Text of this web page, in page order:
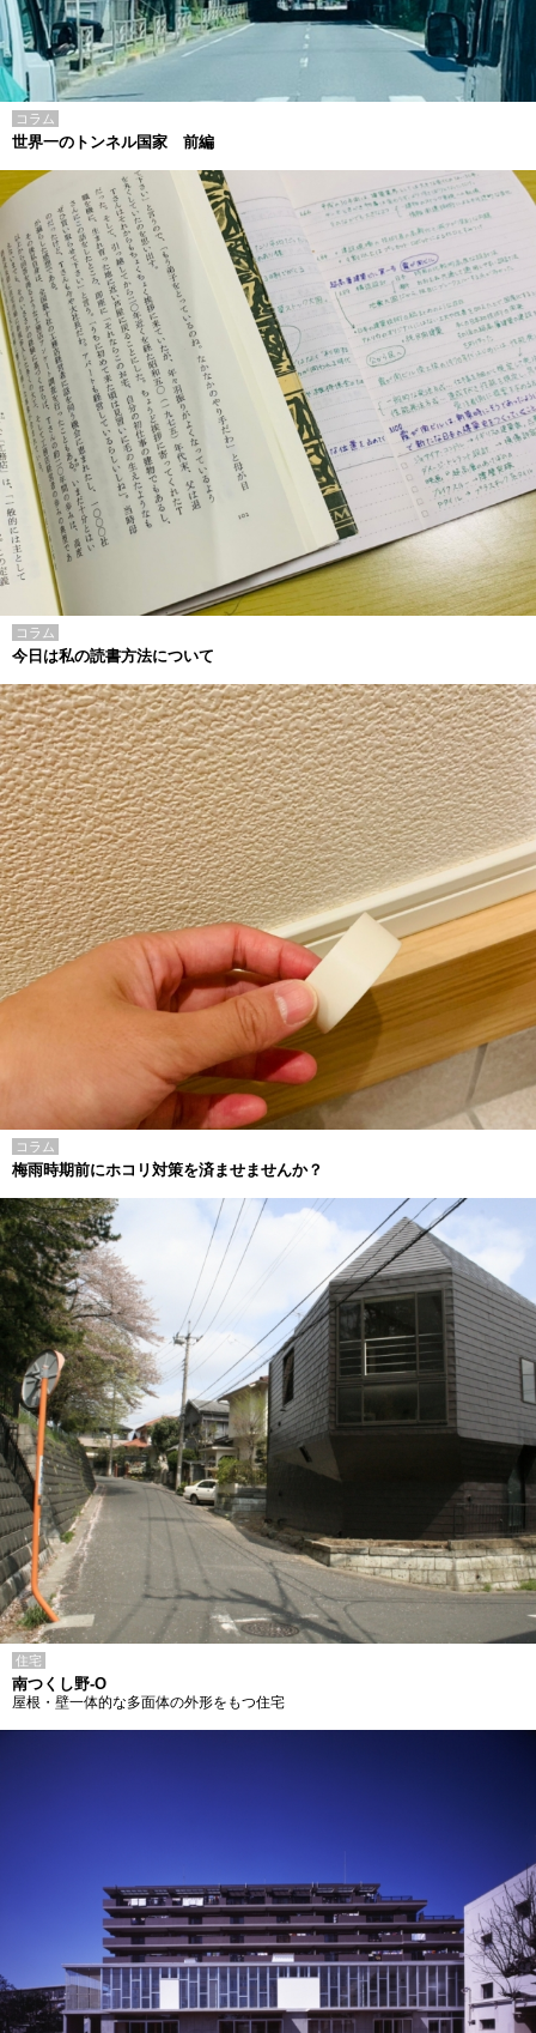
コラム
世界一のトンネル国家 前編
コラム
今日は私の読書方法について
コラム
梅雨時期前にホコリ対策を済ませませんか？
住宅
南つくし野-O
屋根・壁一体的な多面体の外形をもつ住宅